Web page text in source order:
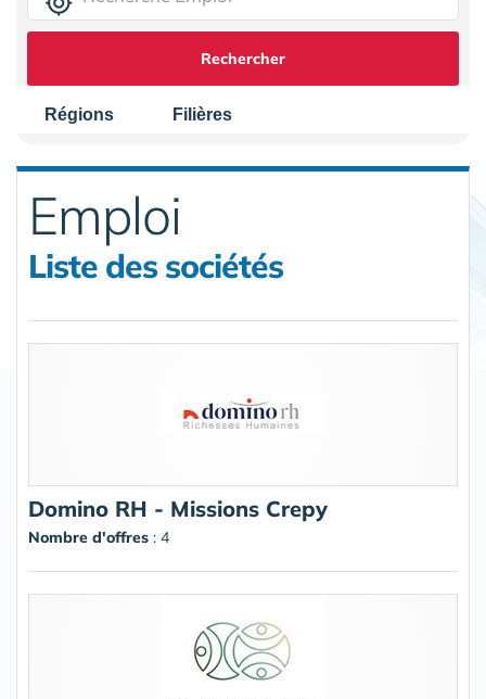
Rechercher
Régions Filières
Emploi
Liste des sociétés
Domino RH - Missions Crepy
Nombre d'offres : 4